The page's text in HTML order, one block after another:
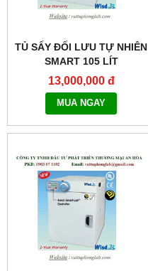
TỦ SẤY ĐỐI LƯU TỰ NHIÊN
SMART 105 LÍT
MODEL:THERMOSTABLE
SON-105
13,000,000 đ
MUA NGAY